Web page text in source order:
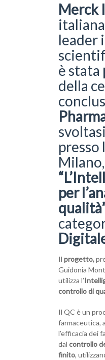
Merck
leader
è stata
della
presso
Milano,
per
Il progetto,
Guidonia
utilizza l’
controllo di
Il QC è un
farmaceutica,
l’efficacia dei
dal controllo
finito,